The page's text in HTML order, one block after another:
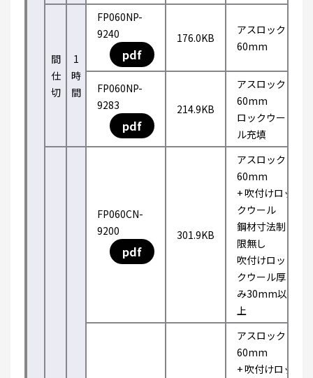
間
仕
切
1
時
間
FP060NP-
9240
pdf
176.0KB
アスロック
60mm
FP060NP-
9283
pdf
214.9KB
アスロック
60mm
ロックウー
ル充填
FP060CN-
9200
pdf
301.9KB
アスロック
60mm
+ 吹付けロッ
クウール
鋼材寸法制
限無し
吹付けロッ
クウール厚
み30mm以
上
アスロック
60mm
+ 吹付けロッ